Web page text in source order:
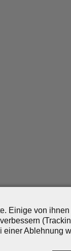
Einige von
einer Ablehnung